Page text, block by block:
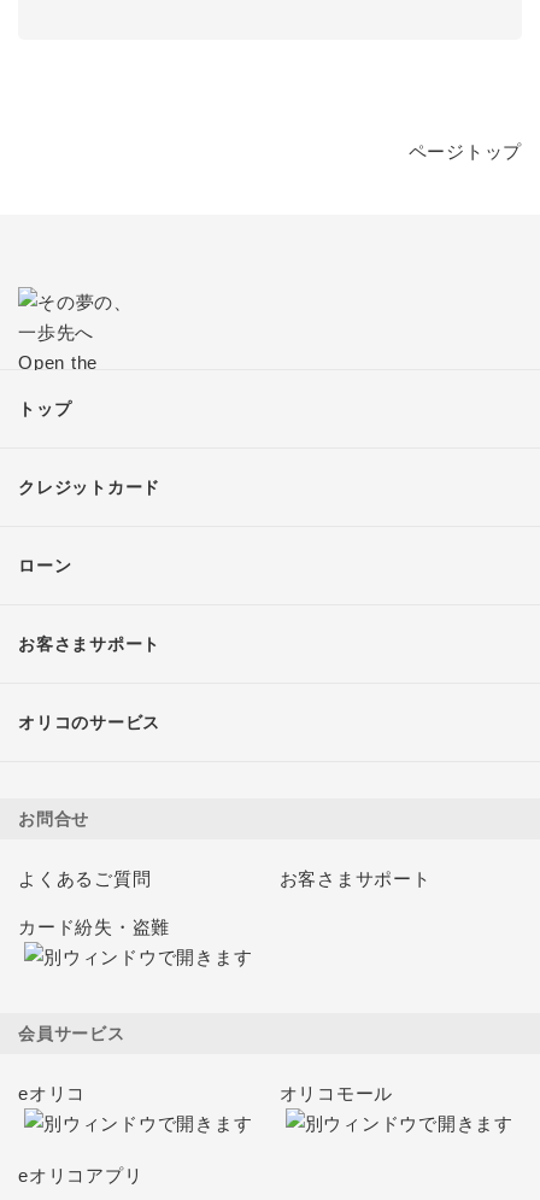
ページトップ
トップ
クレジットカード
ローン
お客さまサポート
オリコのサービス
お問合せ
よくあるご質問 お客さまサポート
カード紛失・盗難
会員サービス
eオリコ オリコモール
eオリコアプリ